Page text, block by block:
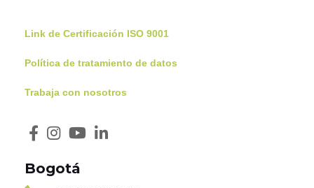
Link de Certificación ISO 9001
Política de tratamiento de datos
Trabaja con nosotros
Bogotá